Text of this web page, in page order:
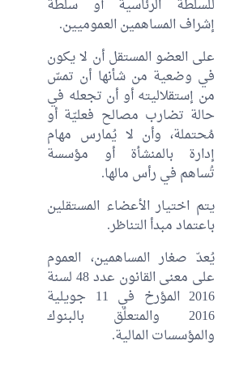
للسلطة الرئاسية أو سلطة
إشراف المساهمين العموميين.
على العضو المستقل أن لا يكون
في وضعية من شأنها أن تمسّ
من إستقلاليته أو أن تجعله في
حالة تضارب مصالح فعليّة أو
مُحتملة، وأن لا يُمارس مهام
إدارة بالمنشأة أو مؤسسة
تُساهم في رأس مالها.
يتم اختيار الأعضاء المستقلين
باعتماد مبدأ التناظر.
يُعدّ صغار المساهمين، العموم
على معنى القانون عدد 48 لسنة
2016 المؤرخ في 11 جويلية
2016 والمتعلّق بالبنوك
والمؤسسات المالية.